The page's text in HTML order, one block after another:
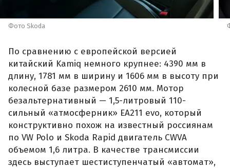
Фото Skoda
По сравнению с европейской версией
китайский Kamiq немного крупнее: 4390 мм в
длину, 1781 мм в ширину и 1606 мм в высоту при
колесной базе размером 2610 мм. Мотор
безальтернативный — 1,5-литровый 110-
сильный «атмосферник» ЕА211 evo, который
конструктивно похож на известный россиянам
по VW Polo и Skoda Rapid двигатель CWVA
объемом 1,6 литра. В качестве трансмиссии
здесь выступает шестиступенчатый «автомат»,